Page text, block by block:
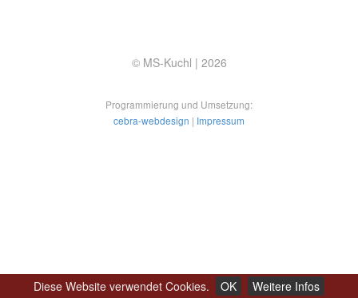
Diese Website verwendet Cookies. OK Weitere Infos
© MS-Kuchl | 2026
Programmierung und Umsetzung:
cebra-webdesign | Impressum